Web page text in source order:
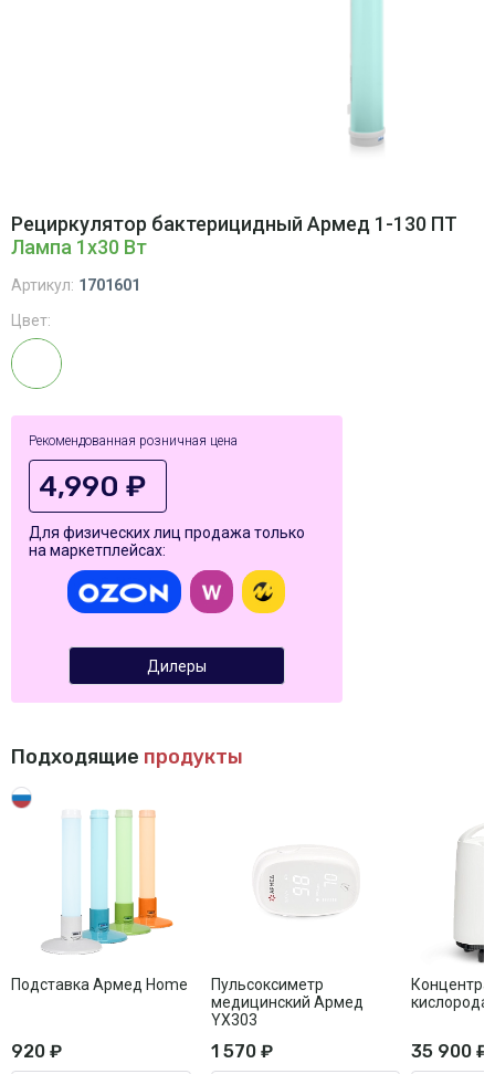
Рециркулятор бактерицидный Армед 1-130 ПТ
Лампа 1х30 Вт
Артикул: 1701601
Цвет:
Рекомендованная розничная цена
4,990 ₽
Для физических лиц продажа только
на маркетплейсах:
Дилеры
Подходящие продукты
Подставка Армед Home
920 ₽
Пульсоксиметр
медицинский Армед
YX303
1 570 ₽ 35 900 ₽